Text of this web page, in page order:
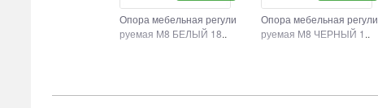
Опора мебельная регули
руемая М8 БЕЛЫЙ 18..
Опора мебельная регули
руемая М8 ЧЕРНЫЙ 1 ..